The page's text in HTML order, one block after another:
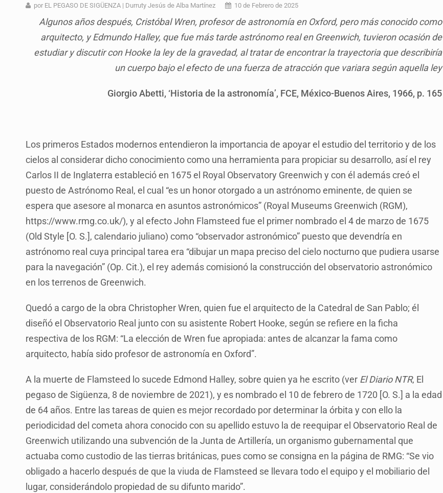
Al archivo la mitad de quejas contra el Siapa
Ya hay solicitud de audiencia de imputación en caso Eli Castro
Vecinos acusan retiro de árboles; Ijalvi niega tala
Buscan mantener tradiciones con Feria Corazón de Artesano
por EL PEGASO DE SIGÜENZA | Durruty Jesús de Alba Martínez 10 de Febrero de 2025
Algunos años después, Cristóbal Wren, profesor de astronomía en Oxford, pero más conocido como
arquitecto, y Edmundo Halley, que fue más tarde astrónomo real en Greenwich, tuvieron ocasión de
estudiar y discutir con Hooke la ley de la gravedad, al tratar de encontrar la trayectoria que describiría
un cuerpo bajo el efecto de una fuerza de atracción que variara según aquella ley
Giorgio Abetti, ‘Historia de la astronomía’, FCE, México-Buenos Aires, 1966, p. 165
Los primeros Estados modernos entendieron la importancia de apoyar el estudio del territorio y de los
cielos al considerar dicho conocimiento como una herramienta para propiciar su desarrollo, así el rey
Carlos II de Inglaterra estableció en 1675 el Royal Observatory Greenwich y con él además creó el
puesto de Astrónomo Real, el cual “es un honor otorgado a un astrónomo eminente, de quien se
espera que asesore al monarca en asuntos astronómicos” (Royal Museums Greenwich (RGM),
https://www.rmg.co.uk/), y al efecto John Flamsteed fue el primer nombrado el 4 de marzo de 1675
(Old Style [O. S.], calendario juliano) como “observador astronómico” puesto que devendría en
astrónomo real cuya principal tarea era “dibujar un mapa preciso del cielo nocturno que pudiera usarse
para la navegación” (Op. Cit.), el rey además comisionó la construcción del observatorio astronómico
en los terrenos de Greenwich.
Quedó a cargo de la obra Christopher Wren, quien fue el arquitecto de la Catedral de San Pablo; él
diseñó el Observatorio Real junto con su asistente Robert Hooke, según se refiere en la ficha
respectiva de los RGM: “La elección de Wren fue apropiada: antes de alcanzar la fama como
arquitecto, había sido profesor de astronomía en Oxford”.
A la muerte de Flamsteed lo sucede Edmond Halley, sobre quien ya he escrito (ver El Diario NTR, El
pegaso de Sigüenza, 8 de noviembre de 2021), y es nombrado el 10 de febrero de 1720 [O. S.] a la edad
de 64 años. Entre las tareas de quien es mejor recordado por determinar la órbita y con ello la
periodicidad del cometa ahora conocido con su apellido estuvo la de reequipar el Observatorio Real de
Greenwich utilizando una subvención de la Junta de Artillería, un organismo gubernamental que
actuaba como custodio de las tierras británicas, pues como se consigna en la página de RMG: “Se vio
obligado a hacerlo después de que la viuda de Flamsteed se llevara todo el equipo y el mobiliario del
lugar, considerándolo propiedad de su difunto marido”.